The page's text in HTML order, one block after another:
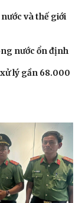
và thế giới
nước ổn định
lý gần 68.000